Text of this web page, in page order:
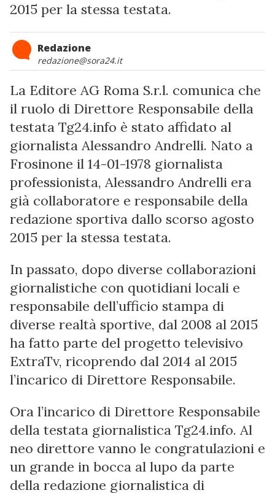
2015 per la stessa testata.
Redazione
redazione@sora24.it
La Editore AG Roma S.r.l. comunica che
il ruolo di Direttore Responsabile della
testata Tg24.info è stato affidato al
giornalista Alessandro Andrelli. Nato a
Frosinone il 14-01-1978 giornalista
professionista, Alessandro Andrelli era
già collaboratore e responsabile della
redazione sportiva dallo scorso agosto
2015 per la stessa testata.
In passato, dopo diverse collaborazioni
giornalistiche con quotidiani locali e
responsabile dell’ufficio stampa di
diverse realtà sportive, dal 2008 al 2015
ha fatto parte del progetto televisivo
ExtraTv, ricoprendo dal 2014 al 2015
l’incarico di Direttore Responsabile.
Ora l’incarico di Direttore Responsabile
della testata giornalistica Tg24.info. Al
neo direttore vanno le congratulazioni e
un grande in bocca al lupo da parte
della redazione giornalistica di